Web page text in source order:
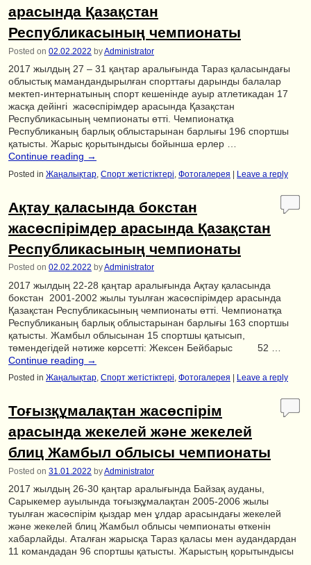
арасында Қазақстан
Республикасының чемпионаты
Posted on 02.02.2022 byAdministrator
2017 жылдың 27 – 31 қаңтар аралығында Тараз қаласындағы
облыстық мамандандырылған спорттағы дарынды балалар
мектеп-интернатының спорт кешенінде ауыр атлетикадан 17
жасқа дейінгі жасөспірімдер арасында Қазақстан
Республикасының чемпионаты өтті. Чемпионатқа
Республиканың барлық облыстарынан барлығы 196 спортшы
қатысты. Жарыс қорытындысы бойынша ерлер …
Continue reading →
Posted in Жаңалықтар Спорт жетістіктері Фотогалерея Leave a reply
Ақтау қаласында бокстан
жасөспірімдер арасында Қазақстан
Республикасының чемпионаты
Posted on 02.02.2022 byAdministrator
2017 жылдың 22-28 қаңтар аралығында Ақтау қаласында
бокстан 2001-2002 жылы туылған жасөспірімдер арасында
Қазақстан Республикасының чемпионаты өтті. Чемпионатқа
Республиканың барлық облыстарынан барлығы 163 спортшы
қатысты. Жамбыл облысынан 15 спортшы қатысып,
төмендегідей нәтиже көрсетті: Жексен Бейбарыс 52 …
Continue reading →
Posted in Жаңалықтар Спорт жетістіктері Фотогалерея Leave a reply
Тоғызқұмалақтан жасөспірім
арасында жекелей және жекелей
блиц Жамбыл облысы чемпионаты
Posted on 31.01.2022 byAdministrator
2017 жылдың 26-30 қаңтар аралығында Байзақ ауданы,
Сарыкемер ауылында тоғызқұмалақтан 2005-2006 жылы
туылған жасөспірім қыздар мен ұлдар арасындағы жекелей
және жекелей блиц Жамбыл облысы чемпионаты өткенін
хабарлайды. Аталған жарысқа Тараз қаласы мен аудандардан
11 командадан 96 спортшы қатысты. Жарыстың қорытындысы